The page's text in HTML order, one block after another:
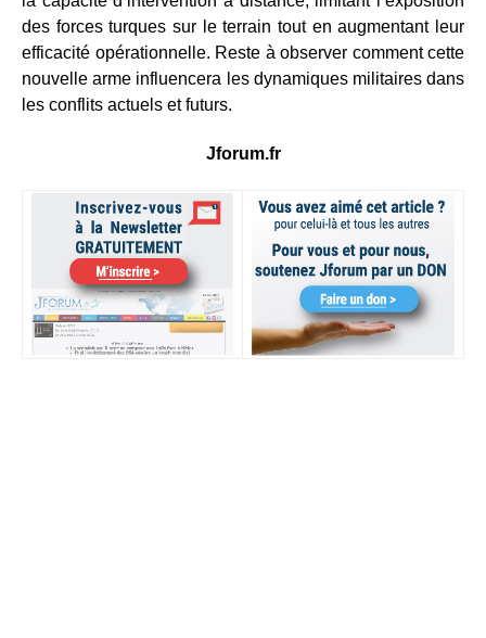
des forces turques sur le terrain tout en augmentant leur
efficacité opérationnelle. Reste à observer comment cette
nouvelle arme influencera les dynamiques militaires dans
les conflits actuels et futurs.
Jforum.fr